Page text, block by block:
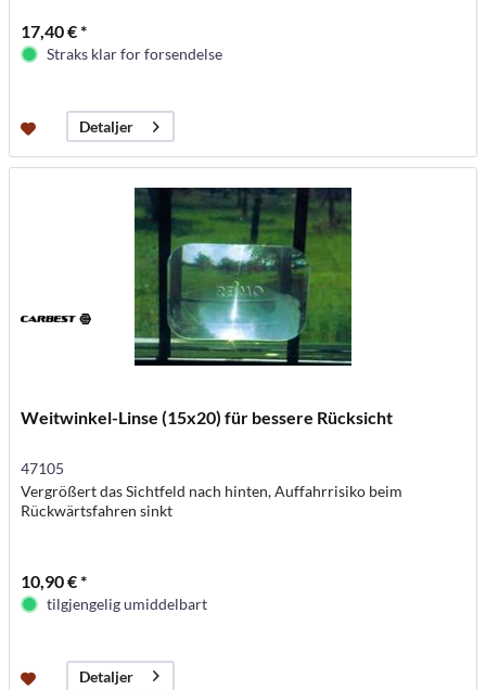
17,40 € *
Straks klar for forsendelse
Detaljer
Weitwinkel-Linse (15x20) für bessere Rücksicht
47105
Vergrößert das Sichtfeld nach hinten, Auffahrrisiko beim
Rückwärtsfahren sinkt
10,90 € *
tilgjengelig umiddelbart
Detaljer